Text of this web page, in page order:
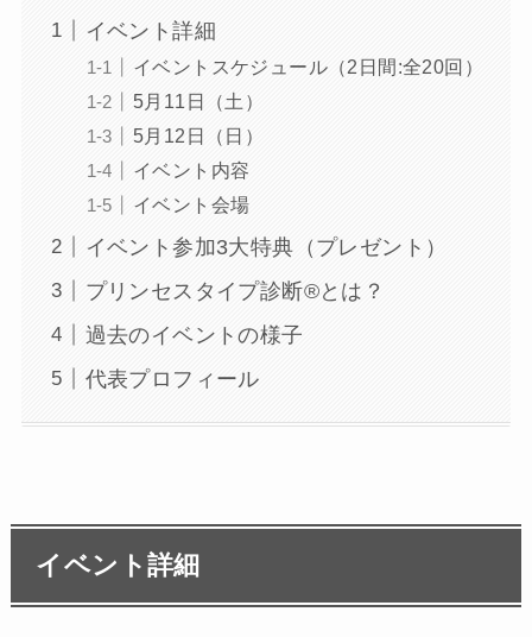
イベント詳細
イベントスケジュール（2日間:全20回）
5月11日（土）
5月12日（日）
イベント内容
イベント会場
イベント参加3大特典（プレゼント）
プリンセスタイプ診断®︎とは？
過去のイベントの様子
代表プロフィール
イベント詳細